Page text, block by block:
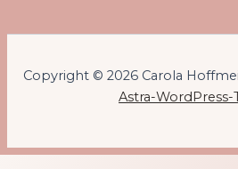
Copyright © 2026 Carola
Astra-WordPress-